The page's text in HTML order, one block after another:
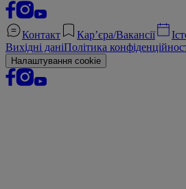
Контакт Кар’єра/Вакансії
Вихідні даніПолітика
Налаштування cookie